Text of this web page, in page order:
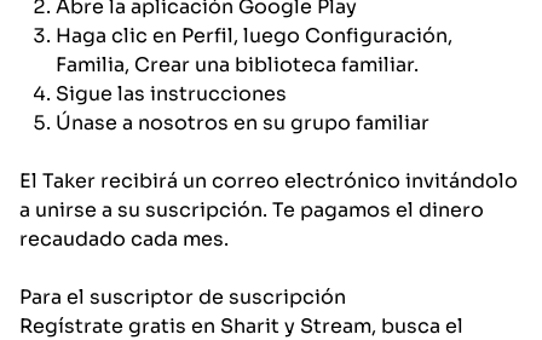
Abre la aplicación Google Play
Haga clic en Perfil, luego Configuración,
Familia, Crear una biblioteca familiar.
Sigue las instrucciones
Únase a nosotros en su grupo familiar
El Taker recibirá un correo electrónico invitándolo
a unirse a su suscripción. Te pagamos el dinero
recaudado cada mes.
Para el suscriptor de suscripción
Regístrate gratis en Sharit y Stream, busca el